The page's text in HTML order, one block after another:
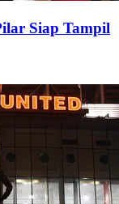
Siap Tampil